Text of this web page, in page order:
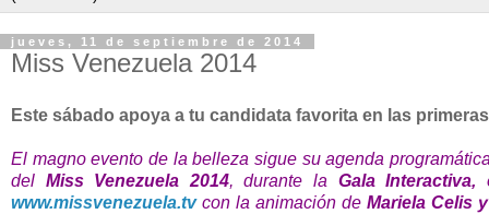
jueves, 11 de septiembre de 2014
Miss Venezuela 2014
Este sábado apoya a tu candidata favorita en las
El magno evento de la belleza sigue su agenda
del Miss Venezuela 2014, durante la Gala Interactiva,
www.missvenezuela.tvcon la animación deMariela Celis